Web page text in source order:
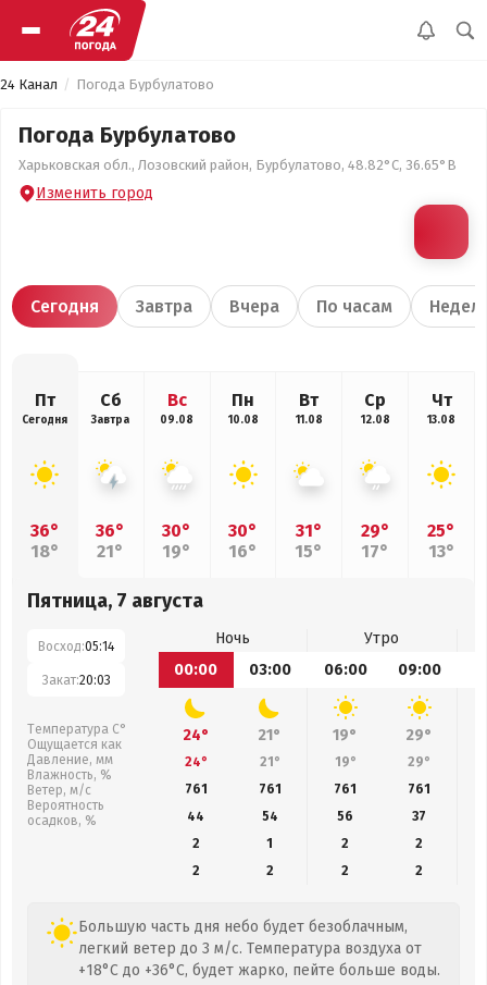
24 Канал Погода Бурбулатово
Погода Бурбулатово
Харьковская обл., Лозовский район, Бурбулатово, 48.82°С, 36.65°В
Изменить город
Сегодня Завтра Вчера По часам
Пт
Сегодня
36°
18°
Сб
Завтра
36°
21°
Вс
09.08
30°
19°
Пн
10.08
30°
16°
Вт
11.08
31°
15°
Ср
12.08
29°
17°
Чт
13.08
25°
13°
Пятница, 7 августа
Восход:05:14
Закат:20:03
Температура С°
Ощущается как
Давление, мм
Влажность, %
Ветер, м/с
Вероятность
осадков, %
Ночь
Утро
00:00
03:00 06:00 09:00
24° 21° 19° 29°
24° 21° 19° 29°
761
761 761 761
44
54 56 37
2
1 2
2
2
2 2 2
Большую часть дня небо будет безоблачным,
легкий ветер до 3 м/с. Температура воздуха от
+18°C до +36°C, будет жарко, пейте больше воды.